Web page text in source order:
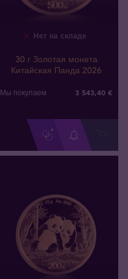
Нет на складе
30 г Золотая монета
Китайская Панда 2026
Мы покупаем 3 543,40 €